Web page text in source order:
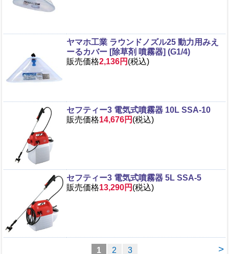
ヤマホ工業 ラウンドノズル25 動力用みえ
ーるカバー [除草剤 噴霧器] (G1/4)
販売価格2,136円 (税込)
セフティー3 電気式噴霧器 10L SSA-10
販売価格14,676円 (税込)
セフティー3 電気式噴霧器 5L SSA-5
販売価格13,290円 (税込)
>
1 2 3